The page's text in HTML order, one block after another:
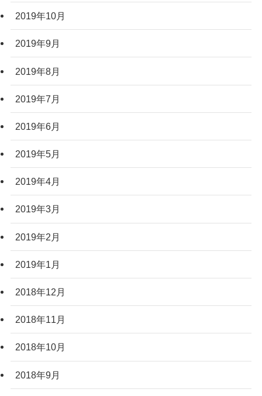
2019年10月
2019年9月
2019年8月
2019年7月
2019年6月
2019年5月
2019年4月
2019年3月
2019年2月
2019年1月
2018年12月
2018年11月
2018年10月
2018年9月